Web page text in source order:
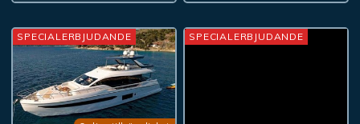
SPECIALERBJUDANDE SPECIALERBJUDANDE